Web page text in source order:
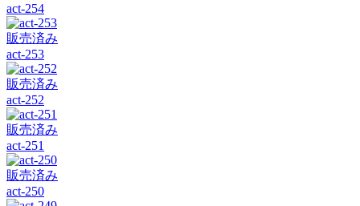
act-254
販売済み
act-253
販売済み
act-252
販売済み
act-251
販売済み
act-250